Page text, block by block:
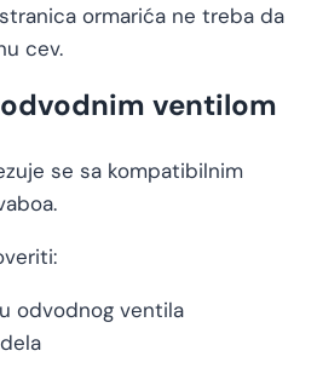
ormarića ne treba da
cev.
ventilom
se sa kompatibilnim
odvodnog ventila